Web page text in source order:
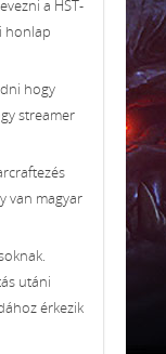
a HST-
honlap
hogy
streamer
van magyar
utáni
érkezik